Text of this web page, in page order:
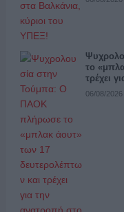
το
τρέχει
06/08/